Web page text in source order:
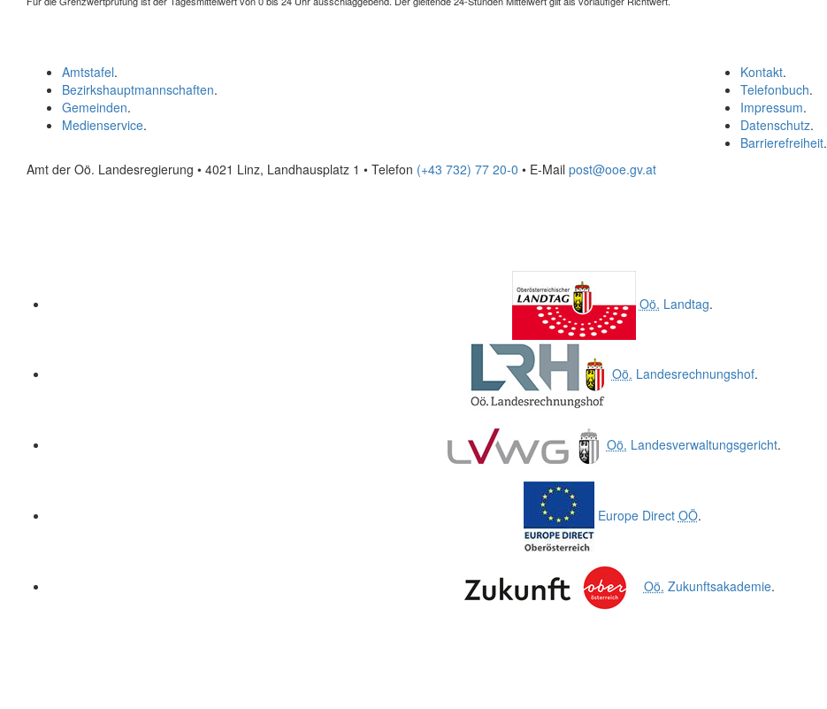
Kontakt.
Telefonbuch.
Impressum.
Datenschutz.
Barrierefreiheit.
Amtstafel.
Bezirkshauptmannschaften.
Gemeinden.
Medienservice.
Amt der Oö. Landesregierung • 4021 Linz, Landhausplatz 1 • Telefon (+43 732) 77 20-0 • E-Mail post@ooe.gv.at
Oö. Landtag.
Oö. Landesrechnungshof.
Oö. Landesverwaltungsgericht.
Europe Direct OÖ.
Oö. Zukunftsakademie.